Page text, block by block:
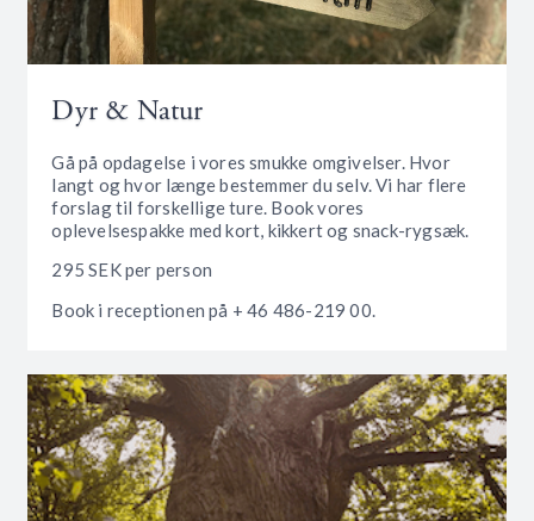
Dyr & Natur
Gå på opdagelse i vores smukke omgivelser. Hvor
langt og hvor længe bestemmer du selv. Vi har flere
forslag til forskellige ture. Book vores
oplevelsespakke med kort, kikkert og snack-rygsæk.
295 SEK per person
Book i receptionen på + 46 486-219 00.